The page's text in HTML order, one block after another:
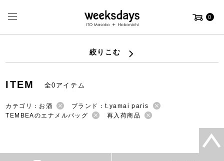
0
絞りこむ
ITEM 全0アイテム
カテゴリ：お酒
ブランド：t.yamai paris
TEMBEAのエナメルバッグ
再入荷商品